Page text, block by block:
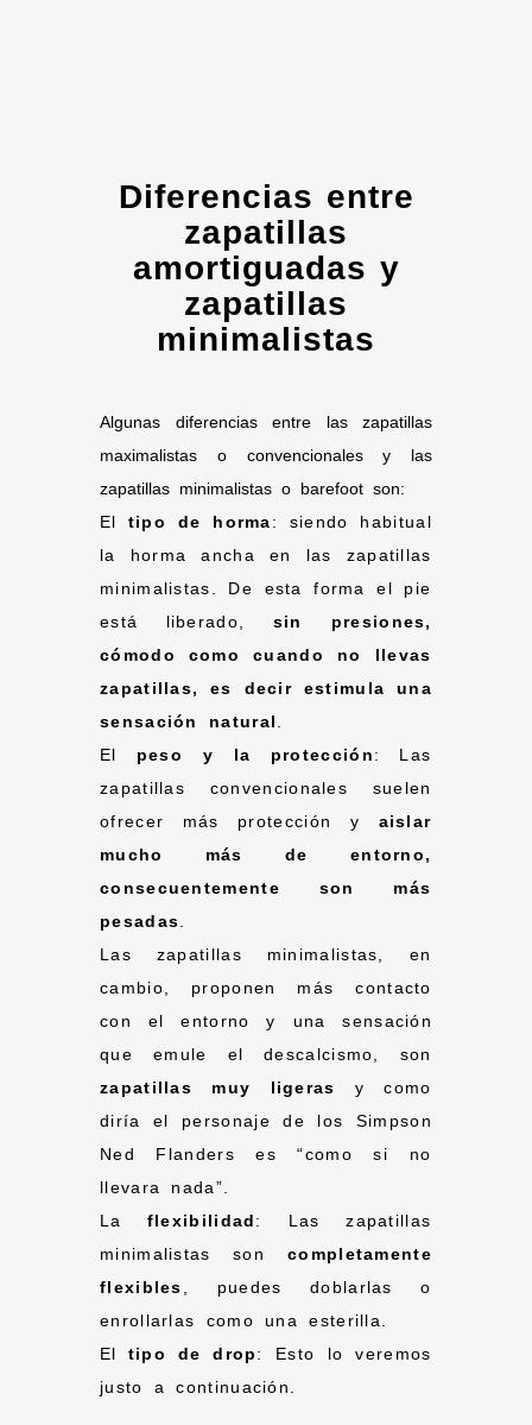
Diferencias entre
zapatillas
amortiguadas y
zapatillas
minimalistas
Algunas diferencias entre las zapatillas
maximalistas o convencionales y las
zapatillas minimalistas o barefoot son:
El tipo de horma: siendo habitual
la horma ancha en las zapatillas
minimalistas. De esta forma el pie
está liberado, sin presiones,
cómodo como cuando no llevas
zapatillas, es decir estimula una
sensación natural
El peso y la protección: Las
zapatillas convencionales suelen
ofrecer más protección y aislar
mucho más de entorno,
consecuentemente son más
pesadas
Las zapatillas minimalistas, en
cambio, proponen más contacto
con el entorno y una sensación
que emule el descalcismo, son
zapatillas muy ligeras
y como
diría el personaje de los Simpson
Ned Flanders es “como si no
llevara nada”.
La
flexibilidad: Las zapatillas
minimalistas son
completamente
flexibles
, puedes doblarlas o
enrollarlas como una esterilla.
El tipo de drop: Esto lo veremos
justo a continuación.